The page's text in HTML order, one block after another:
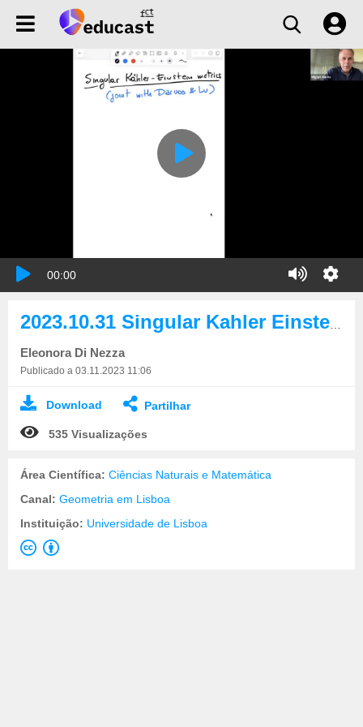
00:00
Eleonora Di Nezza
Publicado a 03.11.2023 11:06
Download Partilhar
535 Visualizações
Área Científica: Ciências Naturais e Matemática
Canal: Geometria em Lisboa
Instituição: Universidade de Lisboa